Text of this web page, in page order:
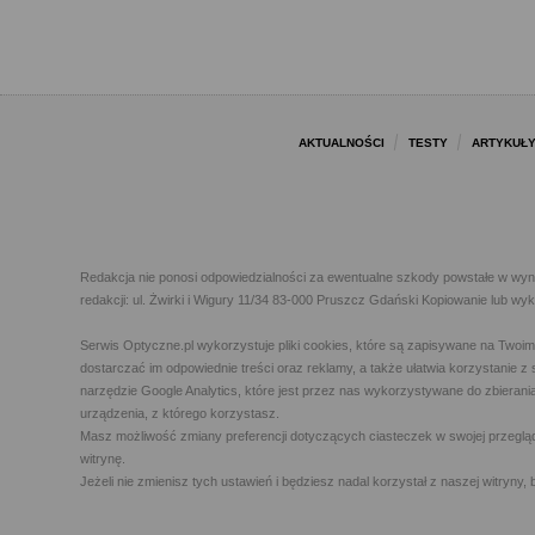
AKTUALNOŚCI TESTY ARTYKUŁY
Redakcja nie ponosi odpowiedzialności za ewentualne szkody powstałe w
redakcji: ul. Żwirki i Wigury 11/34 83-000 Pruszcz Gdański Kopiowanie lub
Serwis Optyczne.pl wykorzystuje pliki cookies, które są zapisywane na
dostarczać im odpowiednie treści oraz reklamy, a także ułatwia korzystanie
narzędzie Google Analytics, które jest przez nas wykorzystywane do
urządzenia, z którego korzystasz.
Masz możliwość zmiany preferencji dotyczących ciasteczek w swojej
witrynę.
Jeżeli nie zmienisz tych ustawień i będziesz nadal korzystał z naszej